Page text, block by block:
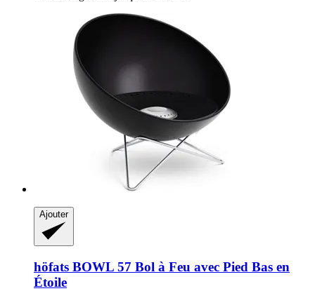
Ajouter
höfats BOWL 57 Bol à Feu avec Pied Bas en
Étoile